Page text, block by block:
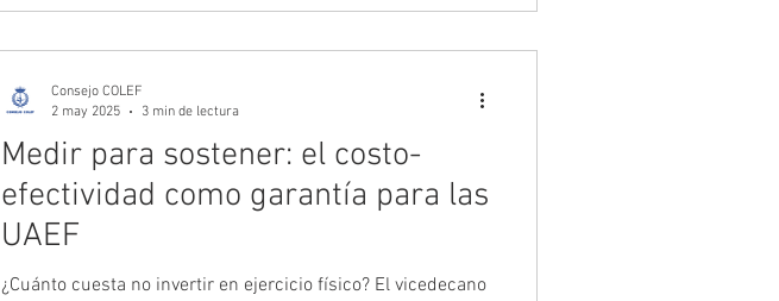
distintas fórmulas para convertir el ejercicio físico en una
Medir para sostener: el costo-
efectividad como garantía para las
UAEF
¿Cuánto cuesta no invertir en ejercicio físico? El vicedecano
Consejo COLEF
2 may 2025
3 min de lectura